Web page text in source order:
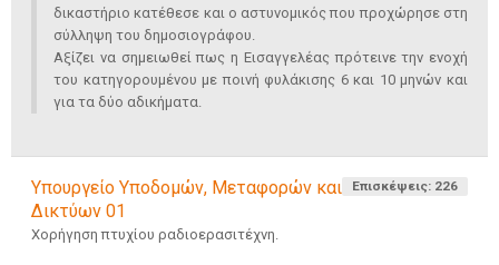
δικαστήριο κατέθεσε και ο αστυνομικός που προχώρησε στη
σύλληψη του δημοσιογράφου.
Αξίζει να σημειωθεί πως η Εισαγγελέας πρότεινε την ενοχή
του κατηγορουμένου με ποινή φυλάκισης 6 και 10 μηνών και
για τα δύο αδικήματα.
Επισκέψεις: 226
Υπουργείο Υποδομών, Μεταφορών και
Δικτύων 01
Χορήγηση πτυχίου ραδιοερασιτέχνη.